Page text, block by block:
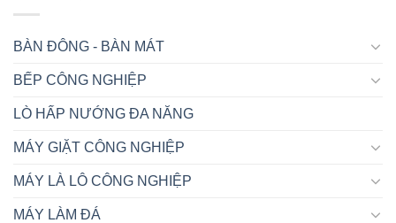
BÀN ĐÔNG - BÀN MÁT
BẾP CÔNG NGHIỆP
LÒ HẤP NƯỚNG ĐA NĂNG
MÁY GIẶT CÔNG NGHIỆP
MÁY LÀ LÔ CÔNG NGHIỆP
MÁY LÀM ĐÁ